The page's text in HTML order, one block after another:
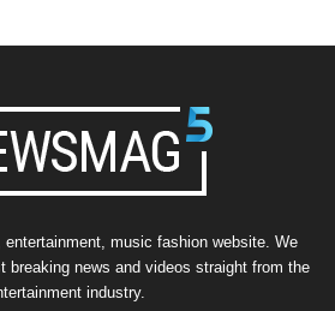
entertainment, music fashion website. We
breaking news and videos straight from the
industry.